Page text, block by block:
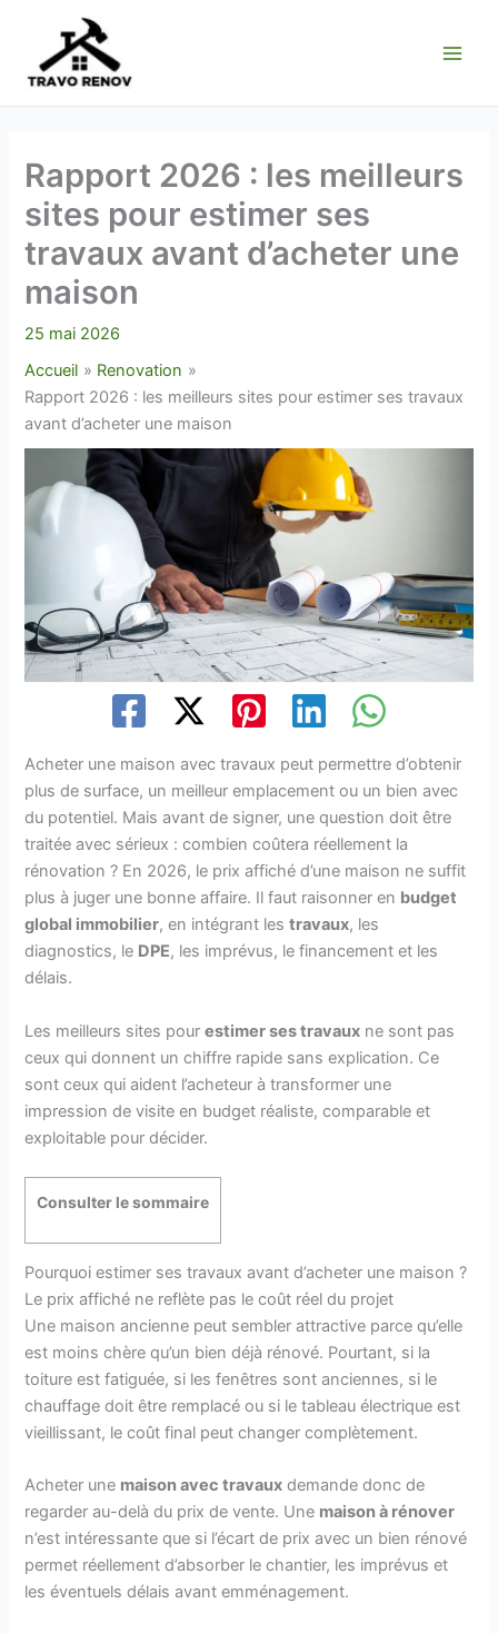
contenu
Rapport 2026 : les meilleurs
sites pour estimer ses
travaux avant d’acheter une
maison
25 mai 2026
Accueil
Renovation
Rapport 2026 : les meilleurs sites pour estimer ses travaux
avant d’acheter une maison
Acheter une maison avec travaux peut permettre d’obtenir
plus de surface, un meilleur emplacement ou un bien avec
du potentiel. Mais avant de signer, une question doit être
traitée avec sérieux : combien coûtera réellement la
rénovation ? En 2026, le prix affiché d’une maison ne suffit
plus à juger une bonne affaire. Il faut raisonner en budget
global immobilier, en intégrant lestravaux, les
diagnostics, le DPE, les imprévus, le financement et les
délais.
Les meilleurs sites pourestimer ses travaux ne sont pas
ceux qui donnent un chiffre rapide sans explication. Ce
sont ceux qui aident l’acheteur à transformer une
impression de visite en budget réaliste, comparable et
exploitable pour décider.
Consulter le sommaire
Pourquoi estimer ses travaux avant d’acheter une maison ?
Le prix affiché ne reflète pas le coût réel du projet
Une maison ancienne peut sembler attractive parce qu’elle
est moins chère qu’un bien déjà rénové. Pourtant, si la
toiture est fatiguée, si les fenêtres sont anciennes, si le
chauffage doit être remplacé ou si le tableau électrique est
vieillissant, le coût final peut changer complètement.
Acheter une maison avec travaux demande donc de
regarder au-delà du prix de vente. Une maison à rénover
n’est intéressante que si l’écart de prix avec un bien rénové
permet réellement d’absorber le chantier, les imprévus et
les éventuels délais avant emménagement.